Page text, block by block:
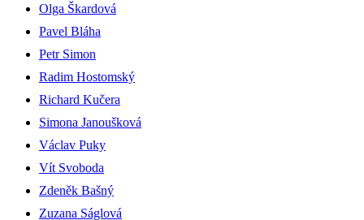
Olga Škardová
Pavel Bláha
Petr Simon
Radim Hostomský
Richard Kučera
Simona Janoušková
Václav Puky
Vít Svoboda
Zdeněk Bašný
Zuzana Ságlová